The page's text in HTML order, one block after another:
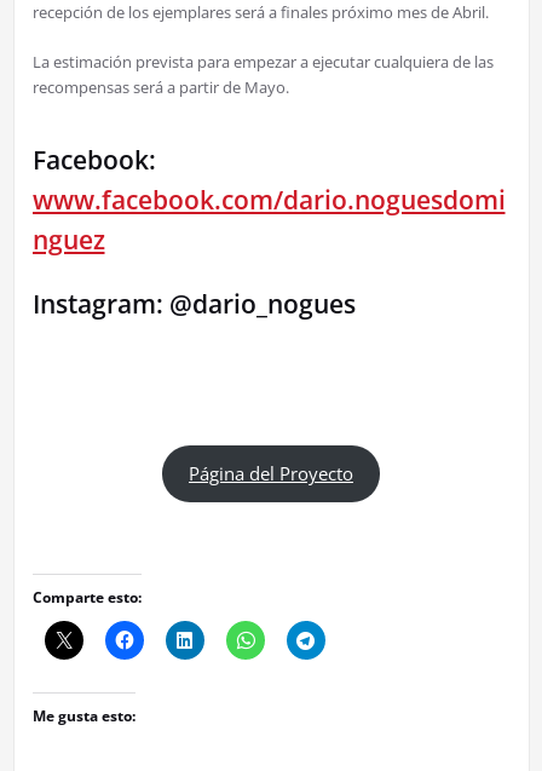
recepción de los ejemplares será a finales próximo mes de Abril.
La estimación prevista para empezar a ejecutar cualquiera de las
recompensas será a partir de Mayo.
Facebook:
www.facebook.com/dario.noguesdomi
nguez
Instagram: @dario_nogues
Página del Proyecto
Comparte esto:
Me gusta esto: